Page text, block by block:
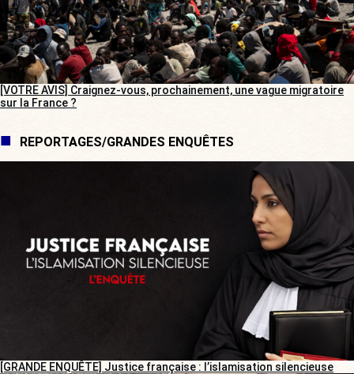
[VOTRE AVIS] Craignez-vous, prochainement, une vague migratoire
sur la France ?
REPORTAGES/GRANDES ENQUÊTES
[GRANDE ENQUÊTE] Justice française : l’islamisation silencieuse